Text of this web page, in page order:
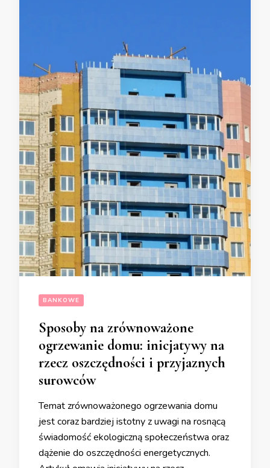
BANKOWE
Sposoby na zrównoważone
ogrzewanie domu: inicjatywy na
rzecz oszczędności i przyjaznych
surowców
Temat zrównoważonego ogrzewania domu
jest coraz bardziej istotny z uwagi na rosnącą
świadomość ekologiczną społeczeństwa oraz
dążenie do oszczędności energetycznych.